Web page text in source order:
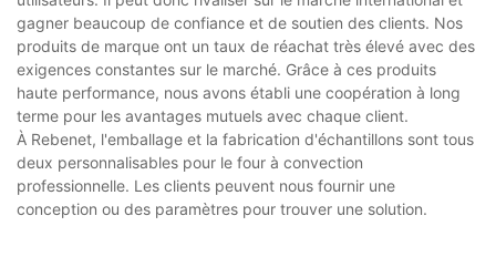
gagner beaucoup de confiance et de soutien des clients. Nos
produits de marque ont un taux de réachat très élevé avec des
exigences constantes sur le marché. Grâce à ces produits
haute performance, nous avons établi une coopération à long
terme pour les avantages mutuels avec chaque client.
À Rebenet, l'emballage et la fabrication d'échantillons sont tous
deux personnalisables pour le four à convection
professionnelle. Les clients peuvent nous fournir une
conception ou des paramètres pour trouver une solution.